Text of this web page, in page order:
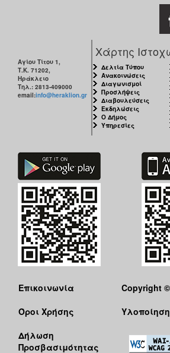
Αγίου Τίτου 1,
Τ.Κ. 71202,
Ηράκλειο
Τηλ.: 2813-409000
email:info@heraklion.gr
Χάρτης
Δελτία Τύπου
Ανακοινώσεις
Διαγωνισμοί
Προσλήψεις
Διαβουλεύσεις
Εκδηλώσεις
Ο Δήμος
Υπηρεσίες
Επικοινωνία
Όροι Χρήσης
Δήλωση
Προσβασιμότητας
Copyright
Υλοποίηση